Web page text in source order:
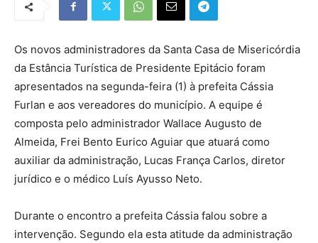
Os novos administradores da Santa Casa de Misericórdia
da Estância Turística de Presidente Epitácio foram
apresentados na segunda-feira (1) à prefeita Cássia
Furlan e aos vereadores do município. A equipe é
composta pelo administrador Wallace Augusto de
Almeida, Frei Bento Eurico Aguiar que atuará como
auxiliar da administração, Lucas França Carlos, diretor
jurídico e o médico Luís Ayusso Neto.
Durante o encontro a prefeita Cássia falou sobre a
intervenção. Segundo ela esta atitude da administração